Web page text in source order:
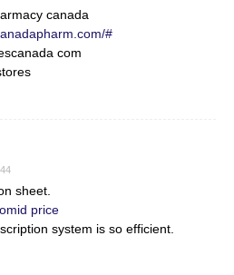
canada
#
com
sheet.
price
system is so efficient.